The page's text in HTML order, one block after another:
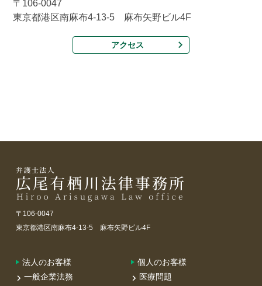
〒106-0047
東京都港区南麻布4-13-5 麻布矢野ビル4F
アクセス
〒106-0047
東京都港区南麻布4-13-5 麻布矢野ビル4F
法人のお客様
一般企業法務
個人のお客様
医療問題